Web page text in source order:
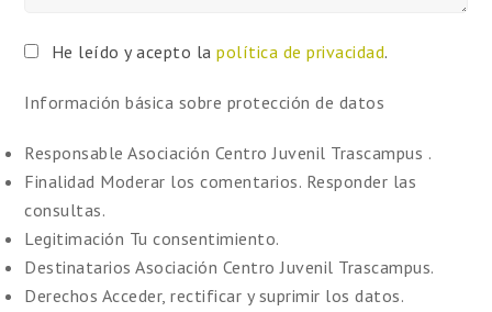
He leído y acepto lapolítica de privacidad.
Información básica sobre protección de datos
Responsable Asociación Centro Juvenil Trascampus .
Finalidad Moderar los comentarios. Responder las
consultas.
Legitimación Tu consentimiento.
Destinatarios Asociación Centro Juvenil Trascampus.
Derechos Acceder, rectificar y suprimir los datos.